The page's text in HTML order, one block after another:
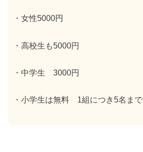
・女性5000円
・高校生も5000円
・中学生 3000円
・小学生は無料 1組につき5名まで